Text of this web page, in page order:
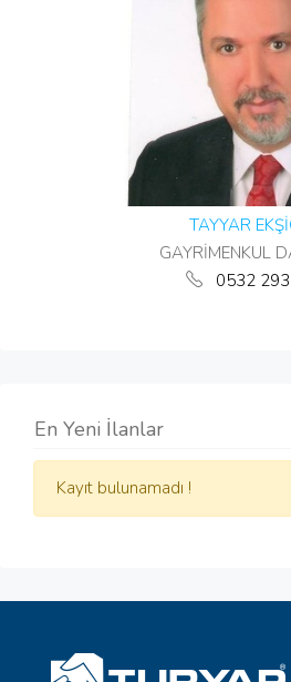
TAYYAR
GAYRİMENKUL
0532
En Yeni İlanlar
Kayıt bulunamadı !